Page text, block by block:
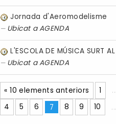
Jornada d'Aeromodelisme
Ubicat aAGENDA
L'ESCOLA DE MÚSICA SURT AL
Ubicat aAGENDA
« 10 elements anteriors 1
...
4
5 6 7 8 9 10 ...